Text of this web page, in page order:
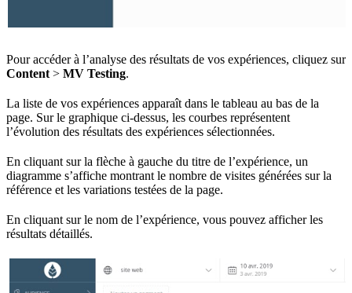
Pour accéder à l’analyse des résultats de vos expériences, cliquez sur
Content > MV Testing.
La liste de vos expériences apparaît dans le tableau au bas de la
page. Sur le graphique ci-dessus, les courbes représentent
l’évolution des résultats des expériences sélectionnées.
En cliquant sur la flèche à gauche du titre de l’expérience, un
diagramme s’affiche montrant le nombre de visites générées sur la
référence et les variations testées de la page.
En cliquant sur le nom de l’expérience, vous pouvez afficher les
résultats détaillés.